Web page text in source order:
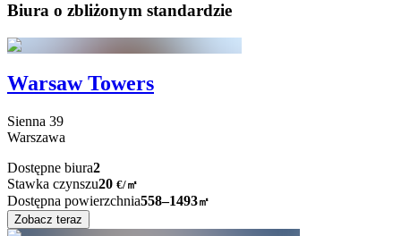
Biura o zbliżonym standardzie
Warsaw Towers
Sienna 39
Warszawa
Dostępne biura2
Stawka czynszu20 €/㎡
Dostępna powierzchnia558–1493㎡
Zobacz teraz